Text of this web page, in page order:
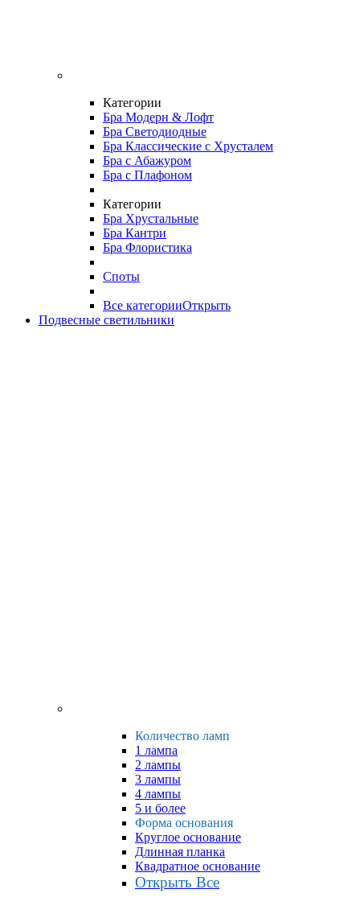
Категории
Бра Модерн & Лофт
Бра Светодиодные
Бра Классические с Хрусталем
Бра с Абажуром
Бра с Плафоном
Категории
Бра Хрустальные
Бра Кантри
Бра Флористика
Споты
Все категорииОткрыть
Подвесные светильники
Количество ламп
1 лампа
2 лампы
3 лампы
4 лампы
5 и более
Форма основания
Круглое основание
Длинная планка
Квадратное основание
Открыть Все